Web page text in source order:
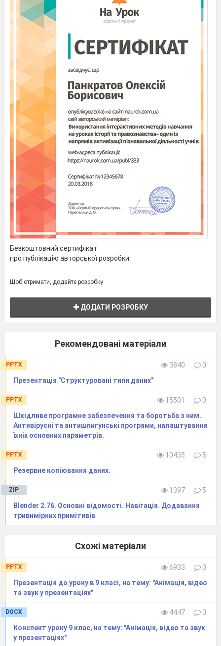
Безкоштовний сертифікат
про публікацію авторської розробки
Щоб отримати, додайте розробку
ДОДАТИ РОЗРОБКУ
Рекомендовані матеріали
PPTX 3840
0
Презентація "Структуровані типи даних"
PPTX 15501
0
Шкідливе програмне забезпечення та боротьба з ним.
Антивірусні та антишпигунські програми, налаштування
їхніх основних параметрів.
PPTX 10435
5
Резервне копіювання даних.
ZIP 1397
5
Blender 2.76. Основні відомості. Навігація. Додавання
тривимірних примітивів
Схожі матеріали
PPTX 6933
0
Презентація до уроку в 9 класі, на тему: "Анімація, відео
та звук у презентаціях"
DOCX 4447
0
Конспект уроку 9 клас, на тему: "Анімація, відео та звук
у презентаціях"